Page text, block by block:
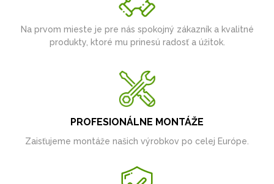
Na prvom mieste je pre nás spokojný zákazník a kvalitné
produkty, ktoré mu prinesú radosť a úžitok.
PROFESIONÁLNE MONTÁŽE
Zaisťujeme montáže našich výrobkov po celej Európe.